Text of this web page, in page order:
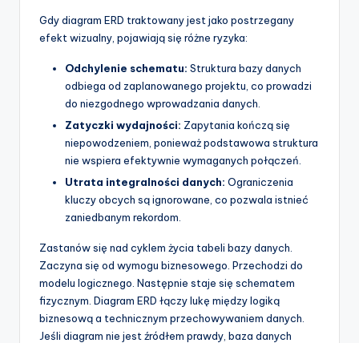
Gdy diagram ERD traktowany jest jako postrzegany
efekt wizualny, pojawiają się różne ryzyka:
Odchylenie schematu: Struktura bazy danych
odbiega od zaplanowanego projektu, co prowadzi
do niezgodnego wprowadzania danych.
Zatyczki wydajności: Zapytania kończą się
niepowodzeniem, ponieważ podstawowa struktura
nie wspiera efektywnie wymaganych połączeń.
Utrata integralności danych: Ograniczenia
kluczy obcych są ignorowane, co pozwala istnieć
zaniedbanym rekordom.
Zastanów się nad cyklem życia tabeli bazy danych.
Zaczyna się od wymogu biznesowego. Przechodzi do
modelu logicznego. Następnie staje się schematem
fizycznym. Diagram ERD łączy lukę między logiką
biznesową a technicznym przechowywaniem danych.
Jeśli diagram nie jest źródłem prawdy, baza danych